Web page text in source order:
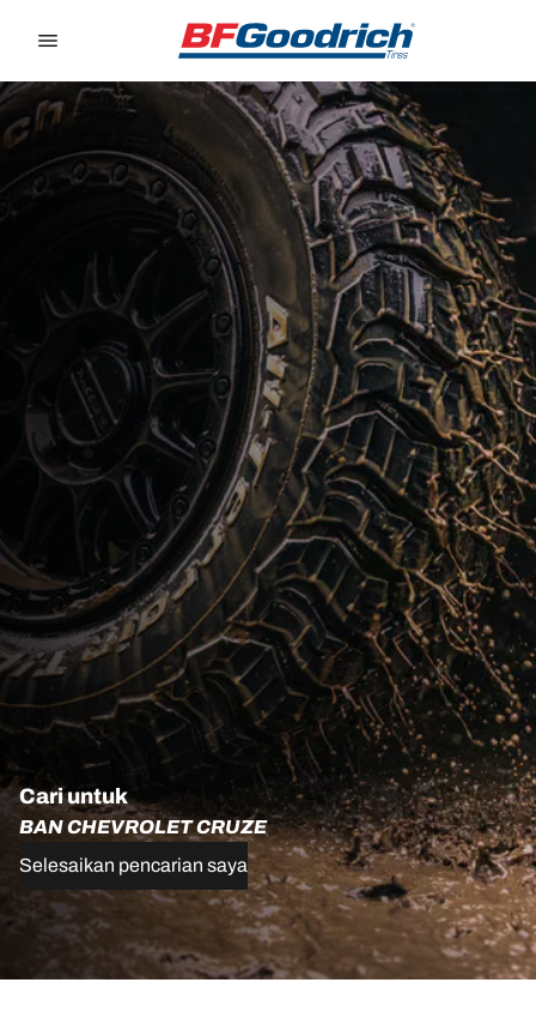
Cari untuk
BAN CHEVROLET CRUZE
Selesaikan pencarian saya